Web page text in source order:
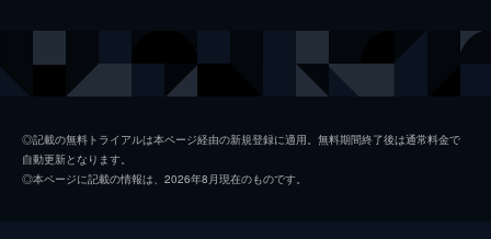
赤澤遼太郎
◎記載の無料トライアルは本ページ経由の新規登録に適用。無料期間終了後は通常料金で
自動更新となります。
◎本ページに記載の情報は、2026年8月現在のものです。